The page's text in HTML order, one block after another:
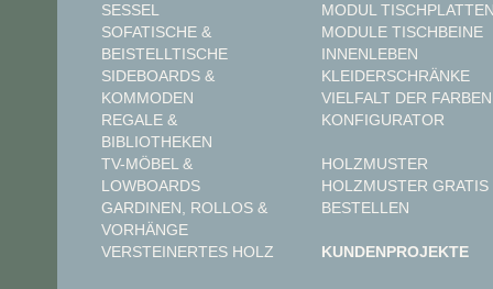
SESSEL
SOFATISCHE &
BEISTELLTISCHE
SIDEBOARDS &
KOMMODEN
REGALE &
BIBLIOTHEKEN
TV-MÖBEL &
LOWBOARDS
GARDINEN, ROLLOS &
VORHÄNGE
VERSTEINERTES HOLZ
MODUL
MODULE TISCHBEINE
INNENLEBEN
KLEIDERSCHRÄNKE
VIELFALT DER FARBEN
KONFIGURATOR
HOLZMUSTER
HOLZMUSTER GRATIS
BESTELLEN
KUNDENPROJEKTE